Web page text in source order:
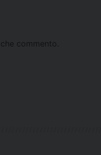
commento.